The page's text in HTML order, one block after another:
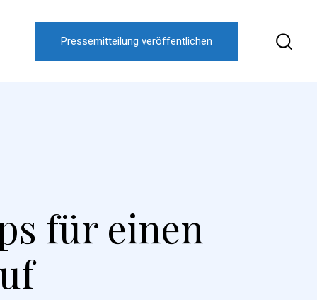
Pressemitteilung veröffentlichen
für einen